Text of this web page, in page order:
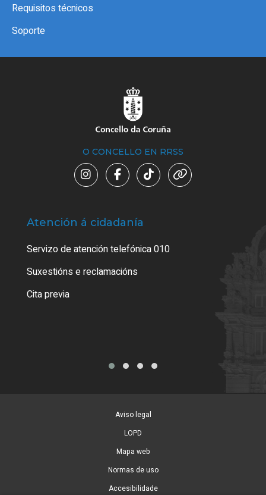
Requisitos técnicos
Soporte
O CONCELLO EN RRSS
Atención á cidadanía
Servizo de atención telefónica 010
Suxestións e reclamacións
Cita previa
Aviso legal
LOPD
Mapa web
Normas de uso
Accesibilidade